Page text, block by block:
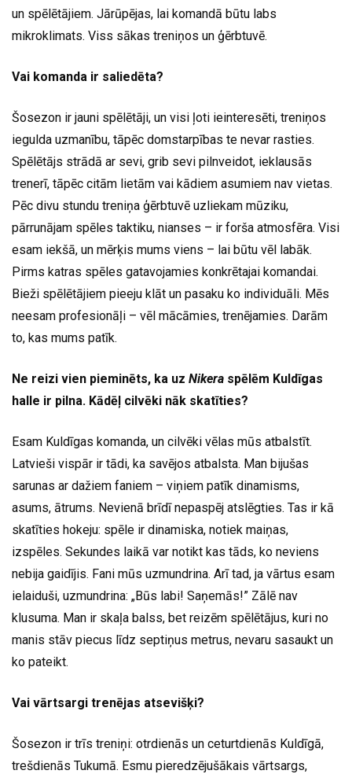
un spēlētājiem. Jārūpējas, lai komandā būtu labs
mikroklimats. Viss sākas treniņos un ģērbtuvē.
Vai komanda ir saliedēta?
Šosezon ir jauni spēlētāji, un visi ļoti ieinteresēti, treniņos
iegulda uzmanību, tāpēc domstarpības te nevar rasties.
Spēlētājs strādā ar sevi, grib sevi pilnveidot, ieklausās
trenerī, tāpēc citām lietām vai kādiem asumiem nav vietas.
Pēc divu stundu treniņa ģērbtuvē uzliekam mūziku,
pārrunājam spēles taktiku, nianses – ir forša atmosfēra. Visi
esam iekšā, un mērķis mums viens – lai būtu vēl labāk.
Pirms katras spēles gatavojamies konkrētajai komandai.
Bieži spēlētājiem pieeju klāt un pasaku ko individuāli. Mēs
neesam profesionāļi – vēl mācāmies, trenējamies. Darām
to, kas mums patīk.
Ne reizi vien pieminēts, ka uz Nikera spēlēm Kuldīgas
halle ir pilna. Kādēļ cilvēki nāk skatīties?
Esam Kuldīgas komanda, un cilvēki vēlas mūs atbalstīt.
Latvieši vispār ir tādi, ka savējos atbalsta. Man bijušas
sarunas ar dažiem faniem – viņiem patīk dinamisms,
asums, ātrums. Nevienā brīdī nepaspēj atslēgties. Tas ir kā
skatīties hokeju: spēle ir dinamiska, notiek maiņas,
izspēles. Sekundes laikā var notikt kas tāds, ko neviens
nebija gaidījis. Fani mūs uzmundrina. Arī tad, ja vārtus esam
ielaiduši, uzmundrina: „Būs labi! Saņemās!” Zālē nav
klusuma. Man ir skaļa balss, bet reizēm spēlētājus, kuri no
manis stāv piecus līdz septiņus metrus, nevaru sasaukt un
ko pateikt.
Vai vārtsargi trenējas atsevišķi?
Šosezon ir trīs treniņi: otrdienās un ceturtdienās Kuldīgā,
trešdienās Tukumā. Esmu pieredzējušākais vārtsargs,